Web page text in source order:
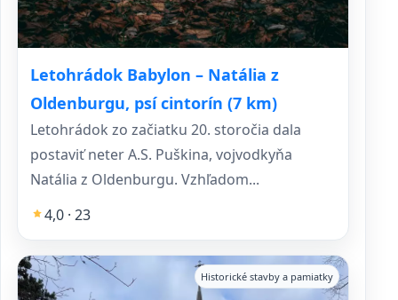
Letohrádok Babylon – Natália z
Oldenburgu, psí cintorín (7 km)
Letohrádok zo začiatku 20. storočia dala
postaviť neter A.S. Puškina, vojvodkyňa
Natália z Oldenburgu. Vzhľadom...
4,0 · 23
Historické stavby a pamiatky